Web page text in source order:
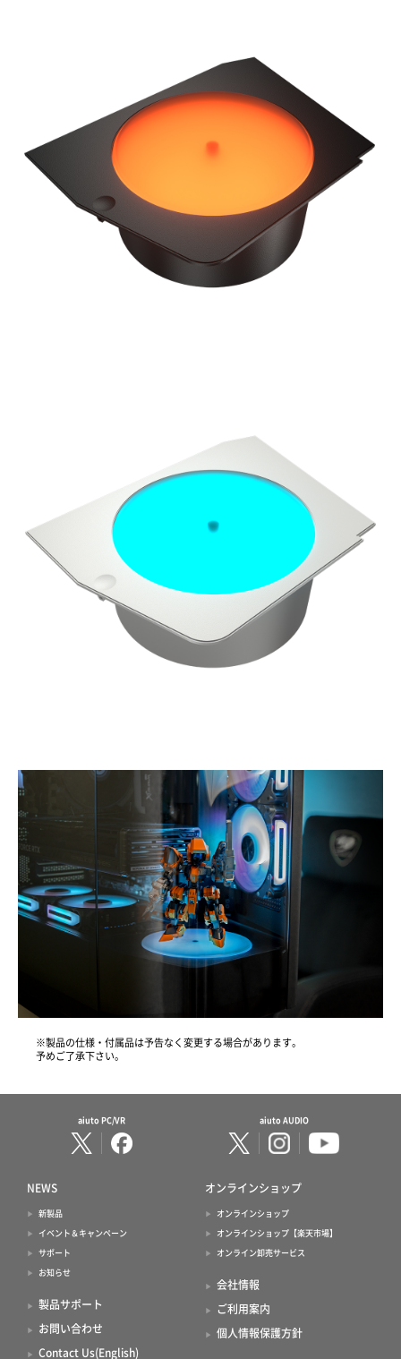
※製品の仕様・付属品は予告なく変更する場合があります。
予めご了承下さい。
aiuto PC/VR aiuto AUDIO
NEWS
新製品
イベント＆キャンペーン
サポート
お知らせ
製品サポート
お問い合わせ
Contact Us(English)
オンラインショップ
オンラインショップ
オンラインショップ【楽天市場】
オンライン卸売サービス
会社情報
ご利用案内
個人情報保護方針